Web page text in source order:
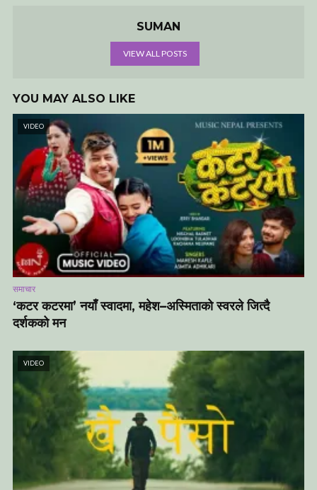
SUMAN
VIEW ALL POSTS
YOU MAY ALSO LIKE
VIDEO
समाचार
‘कटर कटरमा’ नयाँ स्वादमा, महेश–अस्मिताको स्वरले जित्दै
दर्शकको मन
VIDEO